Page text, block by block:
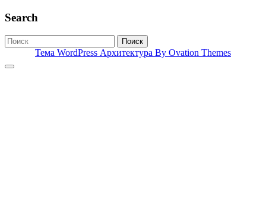
Search
Поиск
Тема WordPress Архитектура By Ovation Themes